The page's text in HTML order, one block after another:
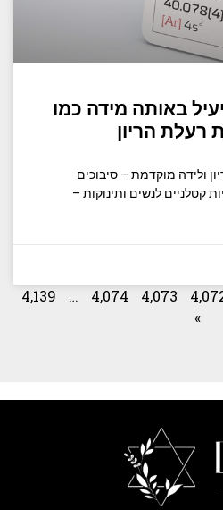
יעיל באותה מידה כמו
רעלת הריון
ולידה מוקדמת – סיבוכים
קטלניים לנשים ותינוקות –
4,073
4,074
…
4,139
»